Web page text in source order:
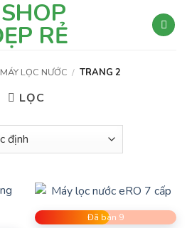
MÁY LỌC NƯỚC / TRANG 2
LỌC
Đã bán 9